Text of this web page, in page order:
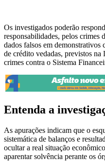
Os investigados poderão
responsabilidades, pelos crimes
dados falsos em demonstrativos
de crédito vedadas, previstos
crimes contra o Sistema
Entenda a
As apurações indicam que o
sistemática de balanços e
ocultar a real situação
aparentar solvência perante os